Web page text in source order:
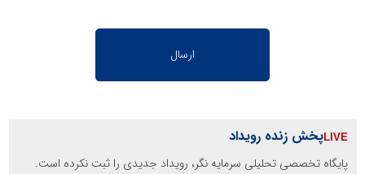
پخش زنده رویداد
پایگاه تخصصی تحلیلی سرمایه نگر، رویداد جدیدی را ثبت نکرده است.